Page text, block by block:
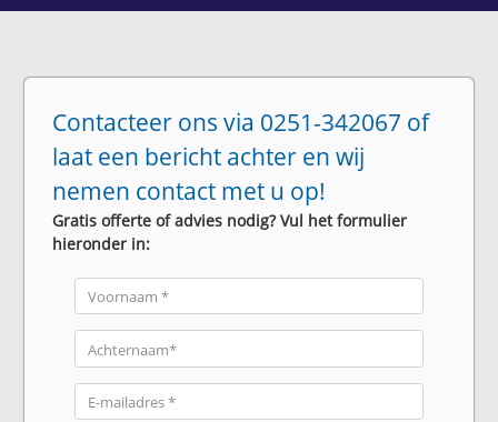
Contacteer ons via 0251-342067 of
laat een bericht achter en wij
nemen contact met u op!
Gratis offerte of advies nodig? Vul het formulier
hieronder in: